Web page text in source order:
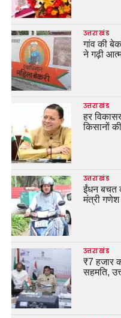
उत्तराखंड
गांव की
ने गढ़ी
उत्तराखंड
हर
किसानों
उत्तराखंड
ईंधन बचत
मंत्री
उत्तराखंड
₹7 हजार
सहमति,